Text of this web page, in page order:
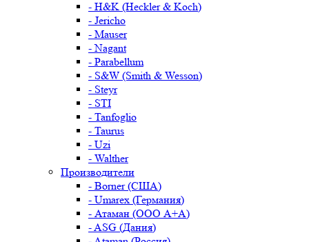
- H&K (Heckler & Koch)
- Jericho
- Mauser
- Nagant
- Parabellum
- S&W (Smith & Wesson)
- Steyr
- STI
- Tanfoglio
- Taurus
- Uzi
- Walther
Производители
- Borner (США)
- Umarex (Германия)
- Атаман (ООО А+А)
- ASG (Дания)